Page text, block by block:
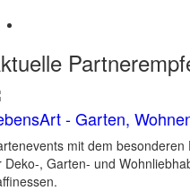
- Garten,
mit dem
Deko-, Garten- und